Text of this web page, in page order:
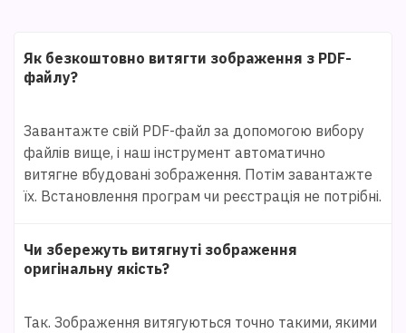
Як безкоштовно витягти зображення з PDF-
файлу?
Завантажте свій PDF-файл за допомогою вибору
файлів вище, і наш інструмент автоматично
витягне вбудовані зображення. Потім завантажте
їх. Встановлення програм чи реєстрація не потрібні.
Чи збережуть витягнуті зображення
оригінальну якість?
Так. Зображення витягуються точно такими, якими